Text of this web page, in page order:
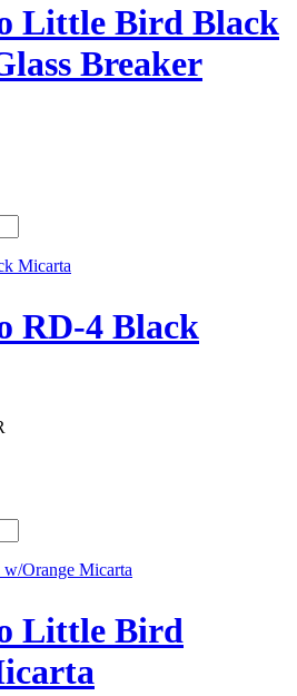
Little Bird Black
Breaker
RD-4 Black
Little Bird